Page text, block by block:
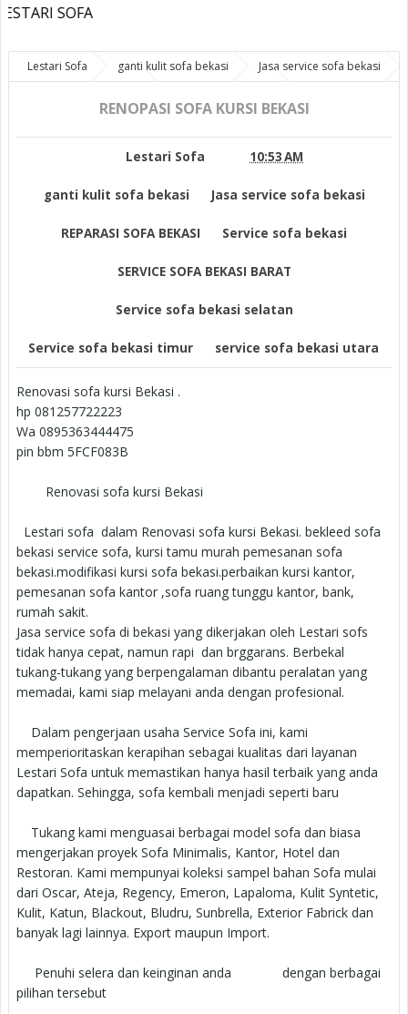
SOFA
Lestari Sofa ganti kulit sofa bekasi
Jasa service sofa bekasi
REPARASI SOFA BEKASI
Service sofa bekasi
SERVICE SOFA
Service sofa bekasi selatan
Service sofa bekasi
RENOPASI SOFA KURSI BEKASI
Lestari Sofa 10:53 AM
ganti kulit sofa bekasi Jasa service sofa bekasi
REPARASI SOFA BEKASI Service sofa bekasi
SERVICE SOFA BEKASI BARAT
Service sofa bekasi selatan
Service sofa bekasi timur service sofa bekasi utara
Renovasi sofa kursi Bekasi .
hp 081257722223
Wa 0895363444475
pin bbm 5FCF083B
Renovasi sofa kursi Bekasi
Lestari sofa dalam Renovasi sofa kursi Bekasi. bekleed sofa
bekasi service sofa, kursi tamu murah pemesanan sofa
bekasi.modifikasi kursi sofa bekasi.perbaikan kursi kantor,
pemesanan sofa kantor ,sofa ruang tunggu kantor, bank,
rumah sakit.
Jasa service sofa di bekasi yang dikerjakan oleh Lestari sofs
tidak hanya cepat, namun rapi dan brggarans. Berbekal
tukang-tukang yang berpengalaman dibantu peralatan yang
memadai, kami siap melayani anda dengan profesional.
Dalam pengerjaan usaha Service Sofa ini, kami
memperioritaskan kerapihan sebagai kualitas dari layanan
Lestari Sofa untuk memastikan hanya hasil terbaik yang anda
dapatkan. Sehingga, sofa kembali menjadi seperti baru
Tukang kami menguasai berbagai model sofa dan biasa
mengerjakan proyek Sofa Minimalis, Kantor, Hotel dan
Restoran. Kami mempunyai koleksi sampel bahan Sofa mulai
dari Oscar, Ateja, Regency, Emeron, Lapaloma, Kulit Syntetic,
Kulit, Katun, Blackout, Bludru, Sunbrella, Exterior Fabrick dan
banyak lagi lainnya. Export maupun Import.
Penuhi selera dan keinginan anda dengan berbagai
pilihan tersebut